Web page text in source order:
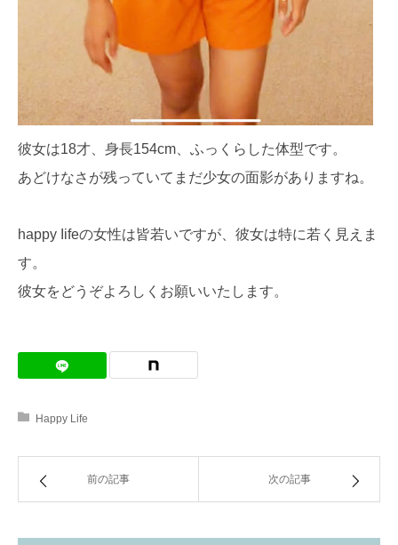
彼女は18才、身長154cm、ふっくらした体型です。
あどけなさが残っていてまだ少女の面影がありますね。
happy Iifeの女性は皆若いですが、彼女は特に若く見えま
す。
彼女をどうぞよろしくお願いいたします。
Happy Life
前の記事 次の記事